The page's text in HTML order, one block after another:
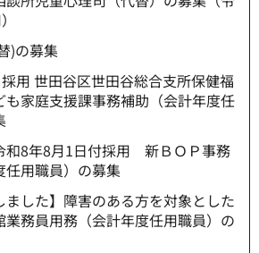
)の募集
用 世田谷区世田谷総合支所保健福
も家庭支援課事務補助（会計年度任
和8年8月1日付採用 新ＢＯＰ事務
用職員）の募集
ました】障害のある方を対象とした
業務員用務（会計年度任用職員）の